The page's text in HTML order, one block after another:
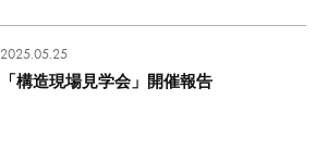
「構造現場見学会」開催報告
2025.05.25